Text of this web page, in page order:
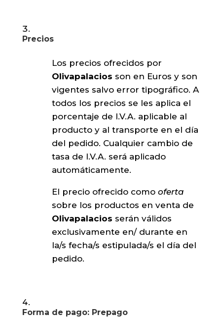
Precios
Los precios ofrecidos por
Olivapalacios son en Euros y son
vigentes salvo error tipográfico. A
todos los precios se les aplica el
porcentaje de I.V.A. aplicable al
producto y al transporte en el día
del pedido. Cualquier cambio de
tasa de I.V.A. será aplicado
automáticamente.
El precio ofrecido como oferta
sobre los productos en venta de
Olivapalacios serán válidos
exclusivamente en/ durante en
la/s fecha/s estipulada/s el día del
pedido.
Forma de pago: Prepago